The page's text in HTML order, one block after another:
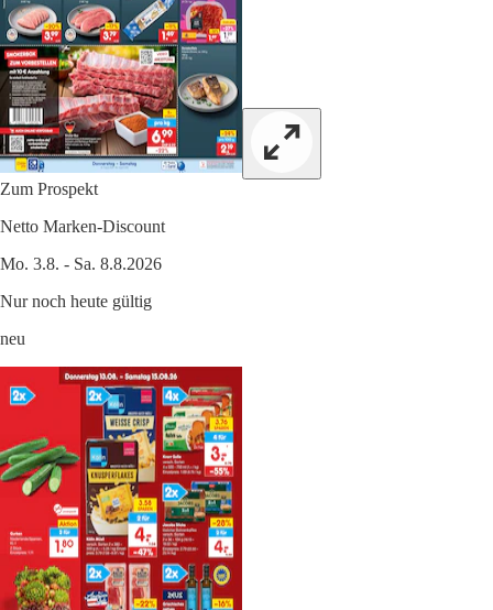
Zum Prospekt
Netto Marken-Discount
Mo. 3.8. - Sa. 8.8.2026
Nur noch heute gültig
neu